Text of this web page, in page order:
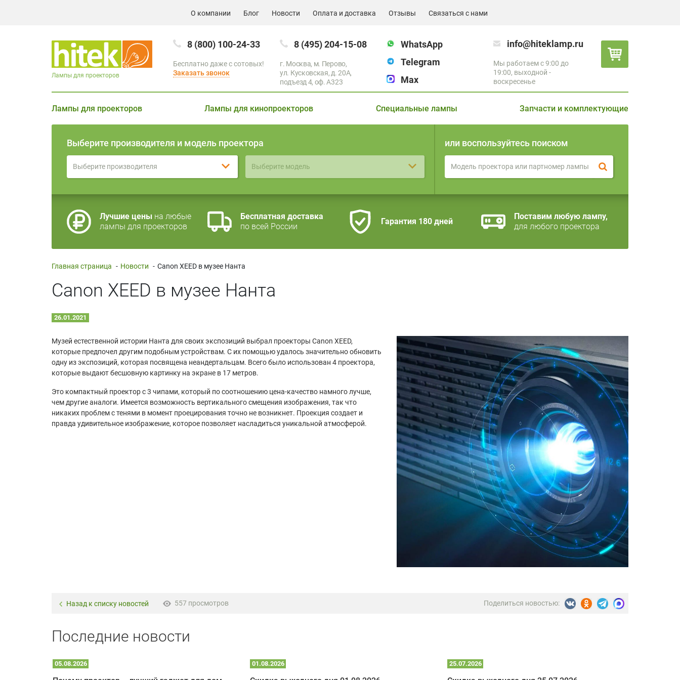
О компании Блог Новости Оплата и доставка Отзывы Связаться с нами
8 (800) 100-24-33
Бесплатно даже с сотовых!
Заказать звонок
8 (495) 204-15-08
г. Москва, м. Перово,
ул. Кусковская, д. 20А,
подъезд 4, оф. A323
WhatsApp
Telegram
Max
info@hiteklamp.ru
Мы работаем с 9:00 до
19:00, выходной -
воскресенье
Лампы для проекторов
Лампы для проекторов Лампы для кинопроекторов Специальные лампы Запчасти и комплектующие
Выберите производителя и модель проектора
Выберите производителя Выберите модель
или воспользуйтесь поиском
Лучшие цены на любые
лампы для проекторов
Бесплатная доставка
по всей России
Гарантия 180 дней
Поставим любую лампу,
для любого проектора
Главная страница - Новости - Canon XEED в музее Нанта
Canon XEED в музее Нанта
26.01.2021
Музей естественной истории Нанта для своих экспозиций выбрал проекторы Canon XEED,
которые предпочел другим подобным устройствам. С их помощью удалось значительно обновить
одну из экспозиций, которая посвящена неандертальцам. Всего было использован 4 проектора,
которые выдают бесшовную картинку на экране в 17 метров.
Это компактный проектор с 3 чипами, который по соотношению цена-качество намного лучше,
чем другие аналоги. Имеется возможность вертикального смещения изображения, так что
никаких проблем с тенями в момент проецирования точно не возникнет. Проекция создает и
правда удивительное изображение, которое позволяет насладиться уникальной атмосферой.
Назад к списку новостей 557 просмотров Поделиться новостью:
Последние новости
05.08.2026 01.08.2026 25.07.2026